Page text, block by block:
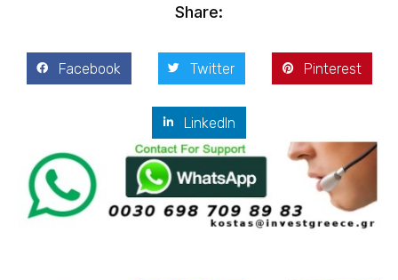
Share:
Facebook Twitter Pinterest
LinkedIn